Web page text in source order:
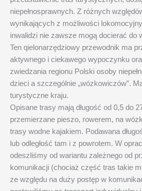
niepełnosprawnych. Z różnych
wynikających z możliwości
inwalidzi nie zawsze mogą docierać do
Ten qielonarzędziowy przewodnik ma
aktywnego i ciekawego wypoczynku
zwiedzania regionu Polski osoby
dzieci a szczególnie „wózkowiczów”.
turystyczne kraju.
Opisane trasy mają długość od 0,5 do
przemierzane pieszo, rowerem, na
trasy wodne kajakiem. Podawana
lub odległość tam i z powrotem. W
odeszliśmy od wariantu zależnego od
komunikacji (chociaż część tras takie
ze względu na duży postęp w